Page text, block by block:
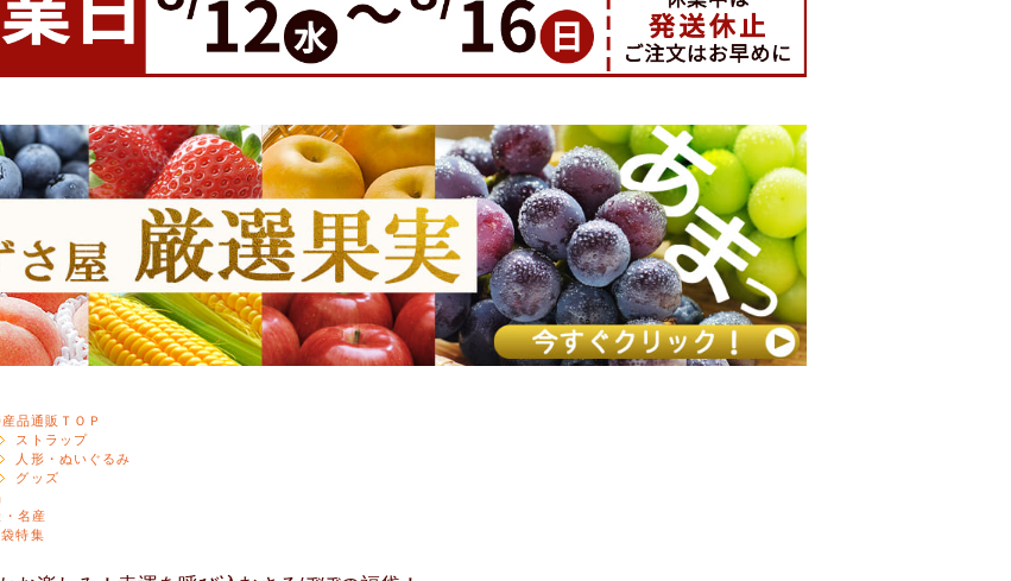
品通販ＴＯＰ
ストラップ
人形・ぬいぐるみ
グッズ
名産
特集